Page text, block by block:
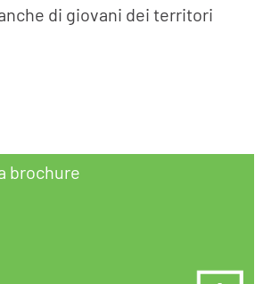
di giovani dei territori
brochure